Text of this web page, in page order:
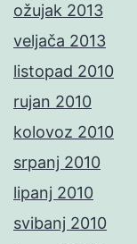
ožujak 2013
veljača 2013
listopad 2010
rujan 2010
kolovoz 2010
srpanj 2010
lipanj 2010
svibanj 2010